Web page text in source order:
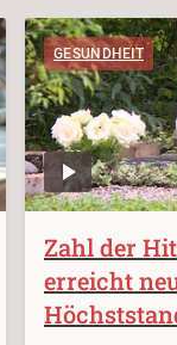
GESUNDHEIT
Zahl der
erreicht